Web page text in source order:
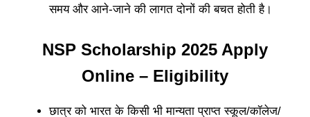
समय और आने-जाने की लागत दोनों की बचत होती है।
NSP Scholarship 2025 Apply
Online – Eligibility
छात्र को भारत के किसी भी मान्यता प्राप्त स्कूल/कॉलेज/